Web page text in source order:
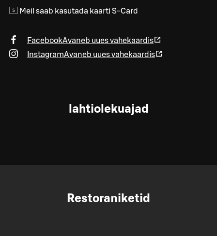
Meil saab kasutada kaarti S-Card
FacebookAvaneb uues vahekaardis
InstagramAvaneb uues vahekaardis
lahtiolekuajad
Restoraniketid